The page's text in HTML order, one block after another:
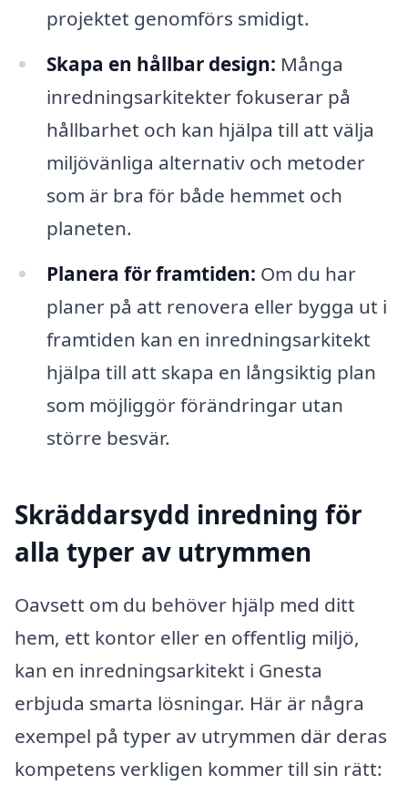
projektet genomförs smidigt.
Skapa en hållbar design: Många
inredningsarkitekter fokuserar på
hållbarhet och kan hjälpa till att välja
miljövänliga alternativ och metoder
som är bra för både hemmet och
planeten.
Planera för framtiden: Om du har
planer på att renovera eller bygga ut i
framtiden kan en inredningsarkitekt
hjälpa till att skapa en långsiktig plan
som möjliggör förändringar utan
större besvär.
Skräddarsydd inredning för
alla typer av utrymmen
Oavsett om du behöver hjälp med ditt
hem, ett kontor eller en offentlig miljö,
kan en inredningsarkitekt i Gnesta
erbjuda smarta lösningar. Här är några
exempel på typer av utrymmen där deras
kompetens verkligen kommer till sin rätt: